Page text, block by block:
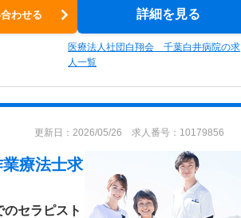
わせる 詳細を見る
医療法人社団白翔会 千葉白井病院の求
人一覧
更新日：2026/05/26 求人番号：10179856
療法士求
のセラピスト